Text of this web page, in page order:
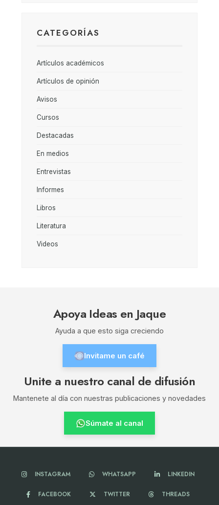
CATEGORÍAS
Artículos académicos
Artículos de opinión
Avisos
Cursos
Destacadas
En medios
Entrevistas
Informes
Libros
Literatura
Videos
Apoya Ideas en Jaque
Ayuda a que esto siga creciendo
Invitame un café
Unite a nuestro canal de difusión
Mantenete al día con nuestras publicaciones y novedades
Súmate al canal
INSTAGRAM WHATSAPP LINKEDIN
FACEBOOK TWITTER THREADS